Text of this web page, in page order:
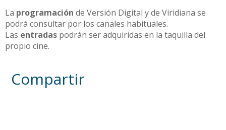
La programación de Versión Digital y de Viridiana se
podrá consultar por los canales habituales.
Las entradas podrán ser adquiridas en la taquilla del
propio cine.
Compartir